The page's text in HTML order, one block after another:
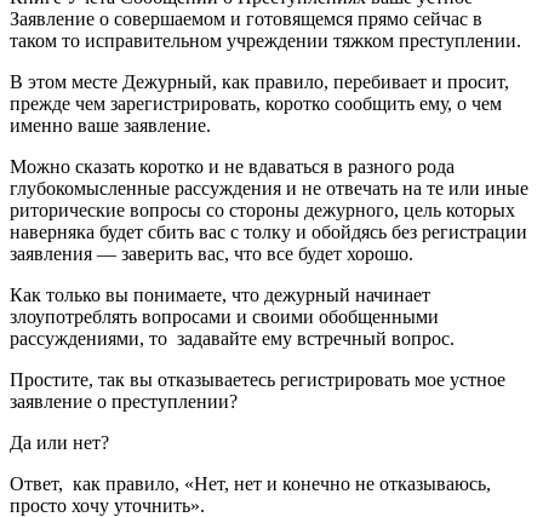
Заявление о совершаемом и готовящемся прямо сейчас в
таком то исправительном учреждении тяжком преступлении.
В этом месте Дежурный, как правило, перебивает и просит,
прежде чем зарегистрировать, коротко сообщить ему, о чем
именно ваше заявление.
Можно сказать коротко и не вдаваться в разного рода
глубокомысленные рассуждения и не отвечать на те или иные
риторические вопросы со стороны дежурного, цель которых
наверняка будет сбить вас с толку и обойдясь без регистрации
заявления — заверить вас, что все будет хорошо.
Как только вы понимаете, что дежурный начинает
злоупотреблять вопросами и своими обобщенными
рассуждениями, то задавайте ему встречный вопрос.
Простите, так вы отказываетесь регистрировать мое устное
заявление о преступлении?
Да или нет?
Ответ, как правило, «Нет, нет и конечно не отказываюсь,
просто хочу уточнить».